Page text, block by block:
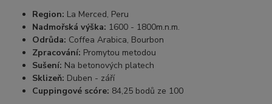
Region: La Merced, Peru
Nadmořská výška: 1600 - 1800m.n.m.
Odrůda: Coffea Arabica, Bourbon
Zpracování: Promytou metodou
Sušení: Na betonových platech
Sklizeň: Duben - září
Cuppingové scóre: 84,25 bodů ze 100